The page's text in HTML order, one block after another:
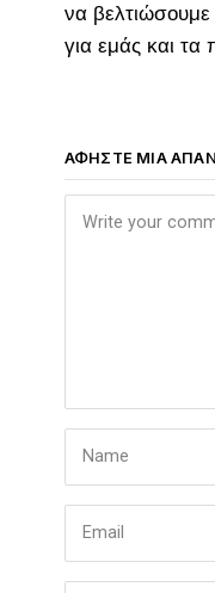
να
για εμάς και τα
ΑΦΉΣΤΕ ΜΙΑ